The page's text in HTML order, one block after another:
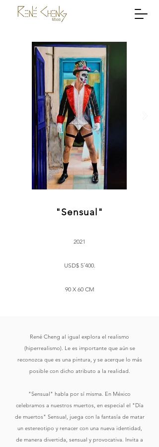
"Sensual"
2021
USD$ 5´400.
90 X 60 CM
René Cheng al igual explora el realismo
(hiperrealismo). Le es importante que aún se
reconozca que es una pintura, y se acerque lo más
posible con dicho atributo a la realidad.
"Sensual" habla por sí misma. En México
celebramos a nuestros muertos, en especial el "Día
de muertos" Sensual, juega con la fantasía de matar
un estereotipo y renacer con una nueva identidad,
de manera divertida, sensual y provocativa. Invita a